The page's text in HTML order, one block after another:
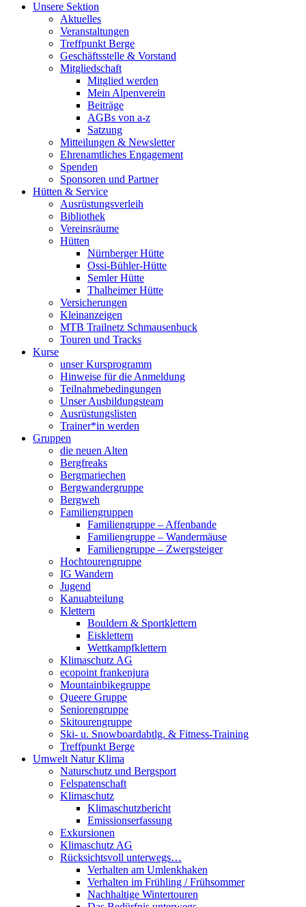
Unsere Sektion
Aktuelles
Veranstaltungen
Treffpunkt Berge
Geschäftsstelle & Vorstand
Mitgliedschaft
Mitglied werden
Mein Alpenverein
Beiträge
AGBs von a-z
Satzung
Mitteilungen & Newsletter
Ehrenamtliches Engagement
Spenden
Sponsoren und Partner
Hütten & Service
Ausrüstungsverleih
Bibliothek
Vereinsräume
Hütten
Nürnberger Hütte
Ossi-Bühler-Hütte
Semler Hütte
Thalheimer Hütte
Versicherungen
Kleinanzeigen
MTB Trailnetz Schmausenbuck
Touren und Tracks
Kurse
unser Kursprogramm
Hinweise für die Anmeldung
Teilnahmebedingungen
Unser Ausbildungsteam
Ausrüstungslisten
Trainer*in werden
Gruppen
die neuen Alten
Bergfreaks
Bergmariechen
Bergwandergruppe
Bergweh
Familiengruppen
Familiengruppe – Affenbande
Familiengruppe – Wandermäuse
Familiengruppe – Zwergsteiger
Hochtourengruppe
IG Wandern
Jugend
Kanuabteilung
Klettern
Bouldern & Sportklettern
Eisklettern
Wettkampfklettern
Klimaschutz AG
ecopoint frankenjura
Mountainbikegruppe
Queere Gruppe
Seniorengruppe
Skitourengruppe
Ski- u. Snowboardabtlg. & Fitness-Training
Treffpunkt Berge
Umwelt Natur Klima
Naturschutz und Bergsport
Felspatenschaft
Klimaschutz
Klimaschutzbericht
Emissionserfassung
Exkursionen
Klimaschutz AG
Rücksichtsvoll unterwegs…
Verhalten am Umlenkhaken
Verhalten im Frühling / Frühsommer
Nachhaltige Wintertouren